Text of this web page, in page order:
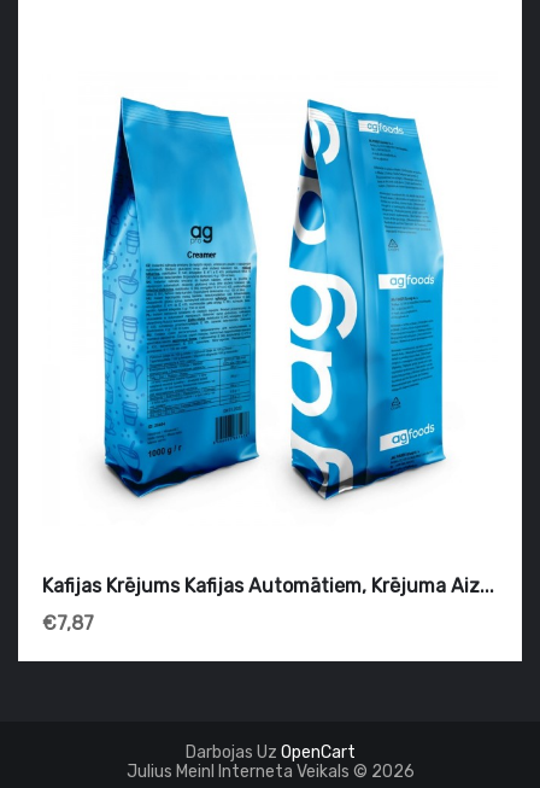
Kafijas Krējums Kafijas Automātiem, Krējuma Aiz...
€7,87
Darbojas Uz OpenCart
Julius Meinl Interneta Veikals © 2026